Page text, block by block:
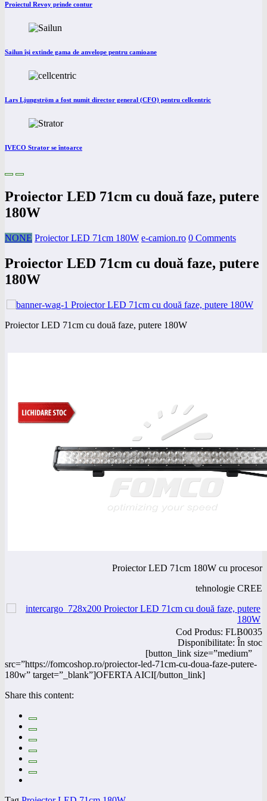
Proiectul Revoy prinde contur
Sailun își extinde gama de anvelope pentru camioane
Lars Ljungström a fost numit director general (CFO) pentru cellcentric
IVECO Strator se întoarce
Proiector LED 71cm cu două faze, putere
180W
NONE Proiector LED 71cm 180W e-camion.ro 0 Comments
Proiector LED 71cm cu două faze, putere
180W
Proiector LED 71cm cu două faze, putere 180W
Proiector LED 71cm 180W cu procesor
tehnologie CREE
Cod Produs: FLB0035
Disponibilitate: În stoc
[button_link size=”medium”
src=”https://fomcoshop.ro/proiector-led-71cm-cu-doua-faze-putere-
180w” target=”_blank”]OFERTA AICI[/button_link]
Share this content: